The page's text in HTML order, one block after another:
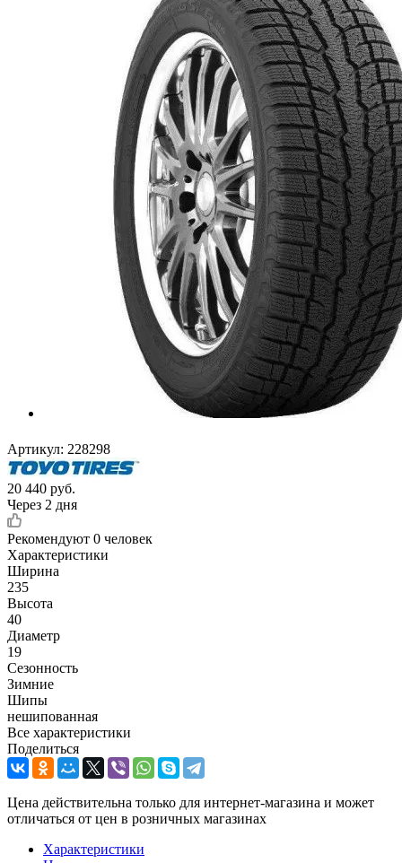
Артикул: 228298
20 440 руб.
Через 2 дня
Рекомендуют 0 человек
Характеристики
Ширина
235
Высота
40
Диаметр
19
Сезонность
Зимние
Шипы
нешипованная
Все характеристики
Поделиться
Цена действительна только для интернет-магазина и может
отличаться от цен в розничных магазинах
Характеристики